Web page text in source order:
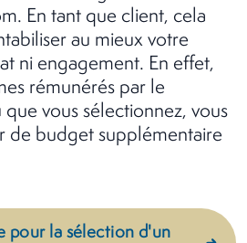
En tant que client, cela
au mieux votre
ni engagement. En effet,
rémunérés par le
vous sélectionnez, vous
de budget supplémentaire
pour la sélection d'un